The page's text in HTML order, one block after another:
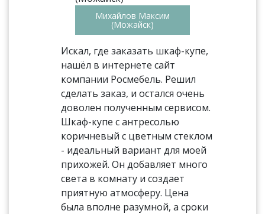
Михайлов Максим
(Можайск)
Искал, где заказать шкаф-купе,
нашёл в интернете сайт
компании Росмебель. Решил
сделать заказ, и остался очень
доволен полученным сервисом.
Шкаф-купе с антресолью
коричневый с цветным стеклом
- идеальный вариант для моей
прихожей. Он добавляет много
света в комнату и создает
приятную атмосферу. Цена
была вполне разумной, а сроки